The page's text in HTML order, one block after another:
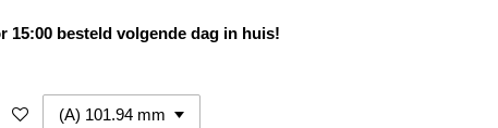
15:00 besteld volgende dag in huis!